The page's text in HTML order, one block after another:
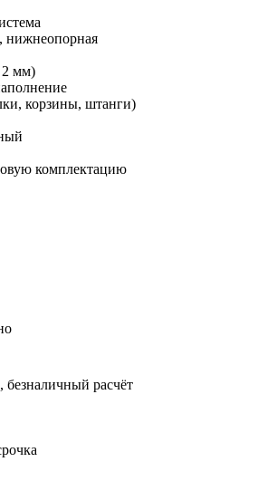
нижнеопорная
мм)
корзины, штанги)
комплектацию
расчёт